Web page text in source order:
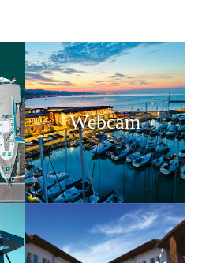
Webcam